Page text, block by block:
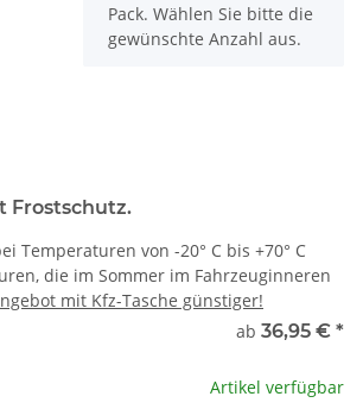
Pack. Wählen Sie bitte die
gewünschte Anzahl aus.
Frostschutz.
Temperaturen von -20° C bis +70° C
die im Sommer im Fahrzeuginneren
mit Kfz-Tasche günstiger!
ab 36,95 € *
Artikel verfügbar